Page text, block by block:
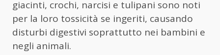
giacinti, crochi, narcisi e tulipani sono noti
per la loro tossicità se ingeriti, causando
disturbi digestivi soprattutto nei bambini e
negli animali.